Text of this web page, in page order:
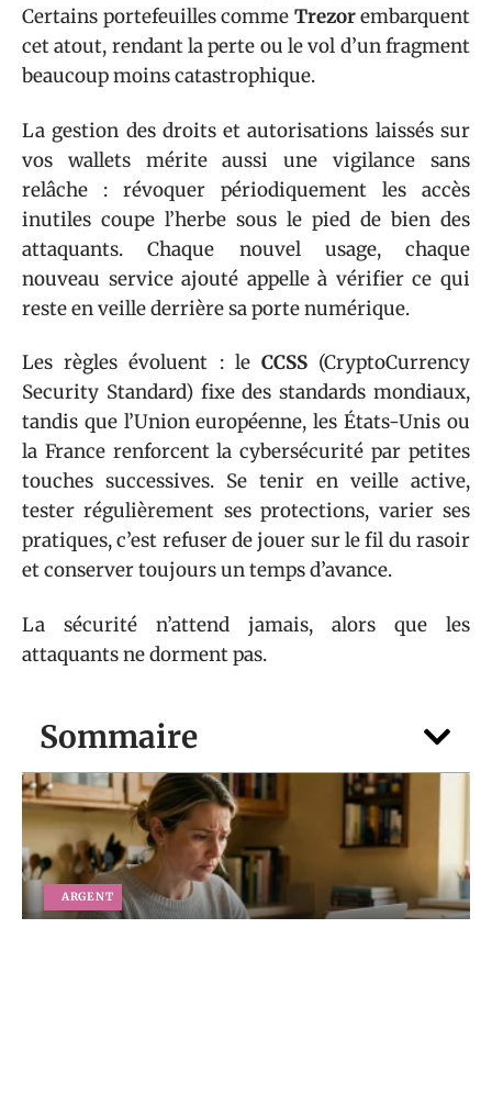
Sommaire
ARGENT
Certains portefeuilles comme Trezorembarquent
cet atout, rendant la perte ou le vol d’un fragment
beaucoup moins catastrophique.
La gestion des droits et autorisations laissés sur
vos wallets mérite aussi une vigilance sans
relâche : révoquer périodiquement les accès
inutiles coupe l’herbe sous le pied de bien des
attaquants. Chaque nouvel usage, chaque
nouveau service ajouté appelle à vérifier ce qui
reste en veille derrière sa porte numérique.
Les règles évoluent : le CCSS(CryptoCurrency
Security Standard) fixe des standards mondiaux,
tandis que l’Union européenne, les États-Unis ou
la France renforcent la cybersécurité par petites
touches successives. Se tenir en veille active,
tester régulièrement ses protections, varier ses
pratiques, c’est refuser de jouer sur le fil du rasoir
et conserver toujours un temps d’avance.
La sécurité n’attend jamais, alors que les
attaquants ne dorment pas.